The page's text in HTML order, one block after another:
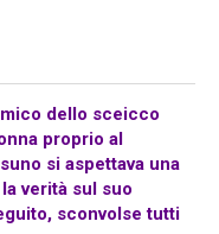
dello sceicco
proprio al
si aspettava una
verità sul suo
sconvolse tutti